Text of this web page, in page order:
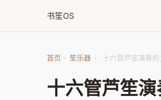
书笙OS
首页 › 笙乐器 › 十六管芦笙演奏
十六管芦笙